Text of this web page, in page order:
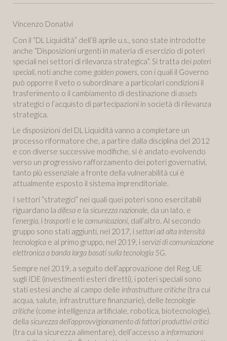
Vincenzo Donativi
Con il “DL Liquidità” dell’8 aprile u.s., sono state introdotte
anche “Disposizioni urgenti in materia di esercizio di poteri
speciali nei settori di rilevanza strategica”. Si tratta dei poteri
speciali , noti anche come golden powers , con i quali il Governo
può opporre il veto o subordinare a particolari condizioni il
trasferimento o il cambiamento di destinazione diassets
strategici o l’acquisto di partecipazioni in società di rilevanza
strategica.
Le disposizioni del DL Liquidità vanno a completare un
processo riformatore che, a partire dalla disciplina del 2012
e con diverse successive modifiche, si è andato evolvendo
verso un progressivo rafforzamento dei poteri governativi,
tanto più essenziale a fronte della vulnerabilità cui è
attualmente esposto il sistema imprenditoriale.
I settori “strategici” nei quali quei poteri sono esercitabili
riguardano la difesa e la sicurezza nazionale , da un lato, e
l’energia , i trasporti e le comunicazioni , dall’altro. Al secondo
gruppo sono stati aggiunti, nel 2017, i settori ad alta intensità
tecnologica e al primo gruppo, nel 2019, i servizi di comunicazione
elettronica a banda larga basati sulla tecnologia 5G
Sempre nel 2019, a seguito dell’approvazione del Reg. UE
sugli IDE (investimenti esteri diretti), i poteri speciali sono
stati estesi anche al campo delle infrastrutture critiche (tra cui
acqua, salute, infrastrutture finanziarie), delle tecnologie
critiche (come intelligenza artificiale, robotica, biotecnologie),
della sicurezza dell’approvvigionamento di fattori produttivi critici
(tra cui la sicurezza alimentare), dell’accesso a informazioni